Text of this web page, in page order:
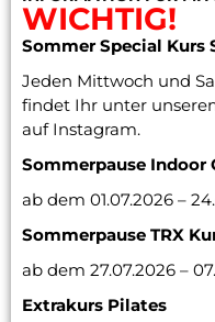
WICHTIG!
Sommer Special Kurs
Jeden Mittwoch und
findet Ihr unter
auf Instagram.
Sommerpause Indoor
ab dem 01.07.2026 –
Sommerpause TRX
ab dem 27.07.2026 –
Extrakurs Pilates